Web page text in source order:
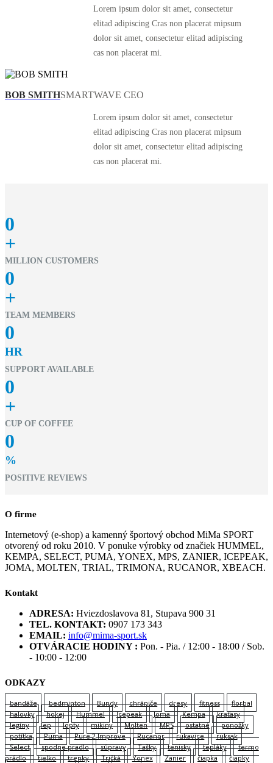
Lorem ipsum dolor sit amet, consectetur
elitad adipiscing Cras non placerat mipsum
dolor sit amet, consectetur elitad adipiscing
cas non placerat mi.
BOB SMITHSMARTWAVE CEO
Lorem ipsum dolor sit amet, consectetur
elitad adipiscing Cras non placerat mipsum
dolor sit amet, consectetur elitad adipiscing
cas non placerat mi.
0
+
MILLION CUSTOMERS
0
+
TEAM MEMBERS
0
HR
SUPPORT AVAILABLE
0
+
CUP OF COFFEE
0
%
POSITIVE REVIEWS
O firme
Internetový (e-shop) a kamenný športový obchod MiMa SPORT
otvorený od roku 2010. V ponuke výrobky od značiek HUMMEL,
KEMPA, SELECT, PUMA, YONEX, MPS, ZANIER, ICEPEAK,
JOMA, MOLTEN, TRIAL, TRIMONA, RUCANOR, XBEACH.
Kontakt
ADRESA: Hviezdoslavova 81, Stupava 900 31
TEL. KONTAKT: 0907 173 343
EMAIL: info@mima-sport.sk
OTVÁRACIE HODINY : Pon. - Pia. / 12:00 - 18:00 / Sob.
- 10:00 - 12:00
ODKAZY
bandáže bedminton Bundy chrániče dresy fitness
florbal
halovky
hokej Hummel Icepeak Joma Kempa
kraťasy
legíny
lep lopty mikiny Molten MPS ostatné
ponožky
potítka
Puma Pure 2 Improve Rucanor rukavice
ruksak
Select
spodne pradlo súpravy Tašky tenisky tepláky
termo
prádlo
tielko trenky Tričká Yonex Zanier čiapka
čiapky